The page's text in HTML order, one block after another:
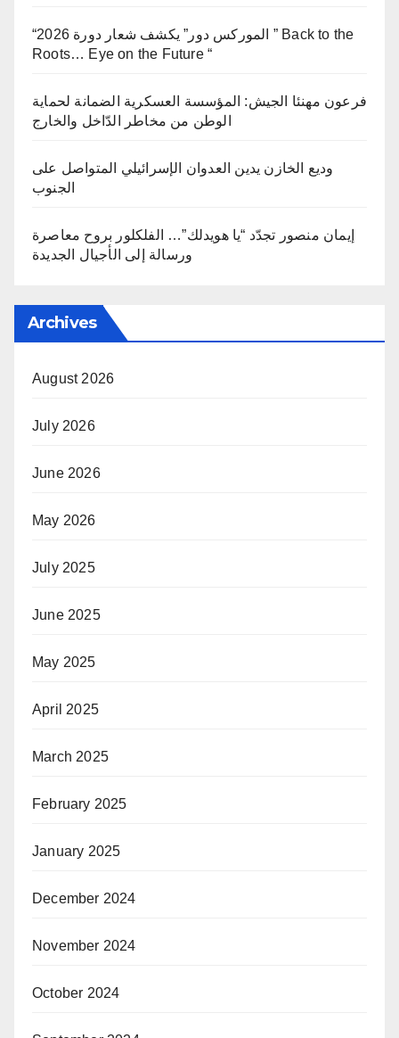
“الموركس دور” يكشف شعار دورة 2026 ” Back to the
Roots… Eye on the Future “
فرعون مهنئا الجيش: المؤسسة العسكرية الضمانة لحماية
الوطن من مخاطر الدّاخل والخارج
وديع الخازن يدين العدوان الإسرائيلي المتواصل على
الجنوب
إيمان منصور تجدّد “يا هويدلك”… الفلكلور بروح معاصرة
ورسالة إلى الأجيال الجديدة
Archives
August 2026
July 2026
June 2026
May 2026
July 2025
June 2025
May 2025
April 2025
March 2025
February 2025
January 2025
December 2024
November 2024
October 2024